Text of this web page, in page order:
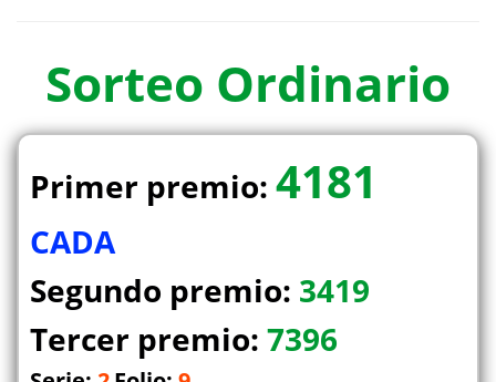
Sorteo Ordinario
Primer premio: 4181
CADA
Segundo premio: 3419
Tercer premio: 7396